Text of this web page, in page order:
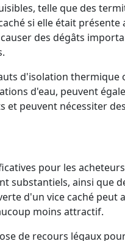
telle que des
si elle était
des dégâts
d'isolation thermique
d'eau, peuvent
et peuvent nécessiter
pour les
substantiels, ainsi que
d'un vice caché peut
moins attractif.
de recours légaux